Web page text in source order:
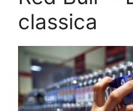
classica